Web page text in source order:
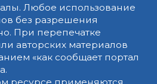
Любое использование
без разрешения
При перепечатке
авторских материалов
«как сообщает портал